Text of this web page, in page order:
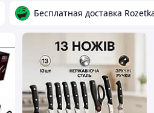
Бесплатная доставка